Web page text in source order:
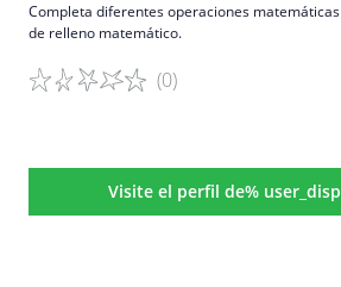
Completa diferentes operaciones
de relleno matemático.
(0)
Visite el perfil de%